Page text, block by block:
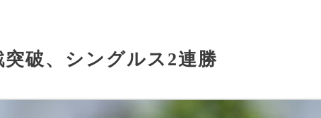
破、シングルス2連勝